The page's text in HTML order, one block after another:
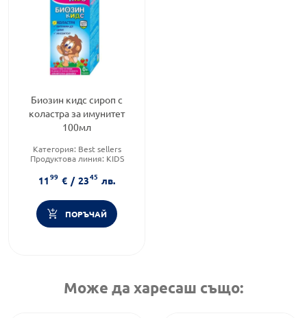
Биозин кидс сироп с
коластра за имунитет
100мл
Категория: Best sellers
Продуктова линия: KIDS
1199 € / 2345 лв.
ПОРЪЧАЙ
Може да харесаш също: